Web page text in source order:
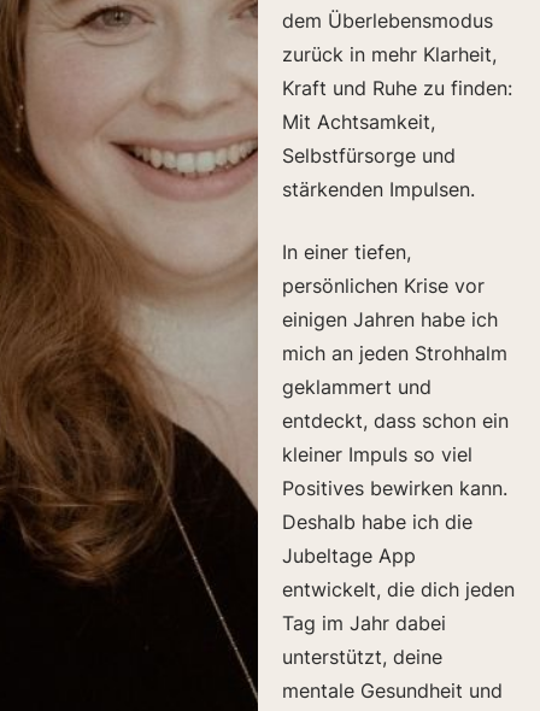
dem Überlebensmodus
zurück in mehr Klarheit,
Kraft und Ruhe zu finden:
Mit Achtsamkeit,
Selbstfürsorge und
stärkenden Impulsen.
In einer tiefen,
persönlichen Krise vor
einigen Jahren habe ich
mich an jeden Strohhalm
geklammert und
entdeckt, dass schon ein
kleiner Impuls so viel
Positives bewirken kann.
Deshalb habe ich die
Jubeltage App
entwickelt, die dich jeden
Tag im Jahr dabei
unterstützt, deine
mentale Gesundheit und